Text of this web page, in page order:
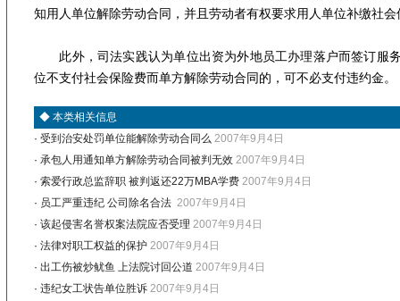
知用人单位解除劳动合同，并且劳动者有权要求用人单位补缴社会
此外，司法实践认为单位出资为外地员工办理落户而签订服
位不支付社会保险费而单方解除劳动合同的，可不必支付违约金。
◆ 本类相关信息
· 受到治安处罚单位能解除劳动合同么 2007年9月4日
· 承包人用通知单方解除劳动合同被判无效 2007年9月4日
· 索爱行政总监辞职 被判返还22万MBA学费 2007年9月4日
· 员工严重违纪 公司除名合法 2007年9月4日
· 该起侵害名誉权案法院应否受理 2007年9月4日
· 法律对职工权益的保护 2007年9月4日
· 出工伤被炒鱿鱼 上法院讨回公道 2007年9月4日
· 违纪女工状告单位胜诉 2007年9月4日